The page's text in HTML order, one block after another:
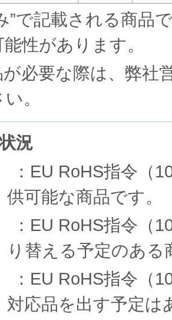
”で記載される商品
性があります。
必要な際は、弊社
。
況
：EU RoHS指令（
供可能な商品です。
：EU RoHS指令（
り替える予定のある
：EU RoHS指令（
対応品を出す予定は